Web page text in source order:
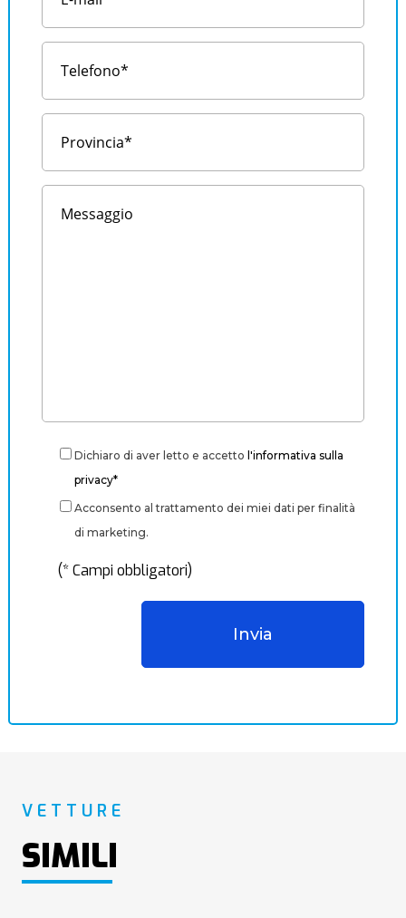
Dichiaro di aver letto e accetto l'informativa sulla
privacy*
Acconsento al trattamento dei miei dati per finalità
di marketing.
(* Campi obbligatori)
VETTURE
SIMILI